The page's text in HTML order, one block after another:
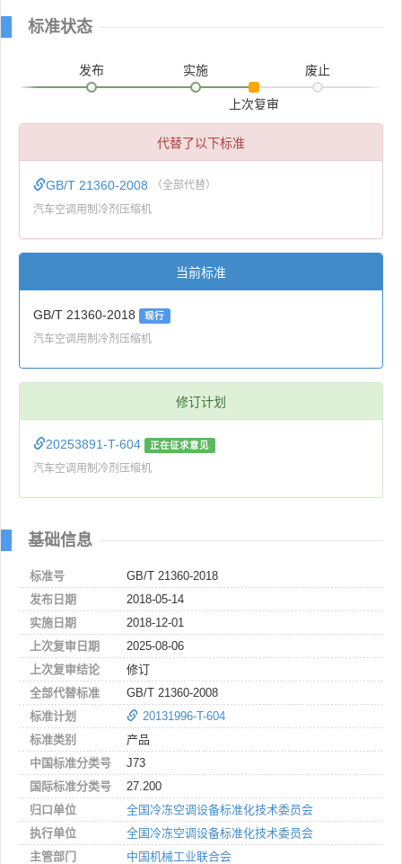
标准状态
发布 实施
上次复审
废止
代替了以下标准
GB/T 21360-2008 （全部代替）
汽车空调用制冷剂压缩机
当前标准
GB/T 21360-2018 现行
汽车空调用制冷剂压缩机
修订计划
20253891-T-604 正在征求意见
汽车空调用制冷剂压缩机
基础信息
标准号
GB/T 21360-2018
发布日期
2018-05-14
实施日期
2018-12-01
上次复审日期
2025-08-06
上次复审结论
修订
全部代替标准
GB/T 21360-2008
标准计划
20131996-T-604
标准类别
产品
中国标准分类号
J73
国际标准分类号
27.200
归口单位
全国冷冻空调设备标准化技术委员会
执行单位
全国冷冻空调设备标准化技术委员会
主管部门
中国机械工业联合会